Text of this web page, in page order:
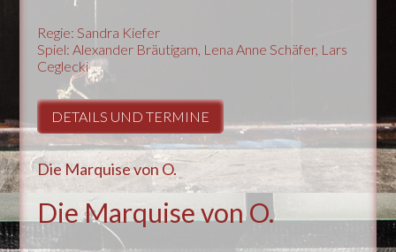
Regie: Sandra Kiefer
Spiel: Alexander Bräutigam, Lena Anne Schäfer, Lars
Ceglecki
DETAILS UND TERMINE
Die Marquise von O.
Die Marquise von O.